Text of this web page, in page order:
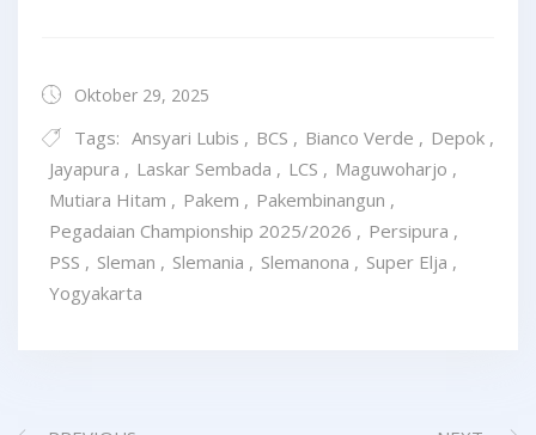
Oktober 29, 2025
Tags: Ansyari Lubis , BCS , Bianco Verde , Depok ,
Jayapura , Laskar Sembada , LCS , Maguwoharjo ,
Mutiara Hitam , Pakem , Pakembinangun ,
Pegadaian Championship 2025/2026 , Persipura ,
PSS , Sleman , Slemania , Slemanona , Super Elja ,
Yogyakarta